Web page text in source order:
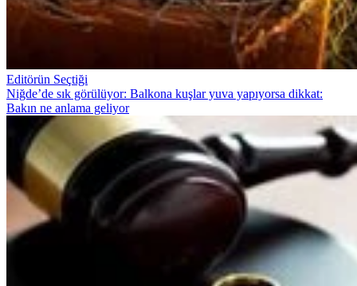
Editörün Seçtiği
Niğde’de sık görülüyor: Balkona kuşlar yuva yapıyorsa dikkat:
Bakın ne anlama geliyor